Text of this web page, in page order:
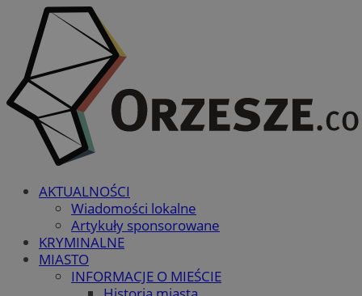
AKTUALNOŚCI
Wiadomości lokalne
Artykuły sponsorowane
KRYMINALNE
MIASTO
INFORMACJE O MIEŚCIE